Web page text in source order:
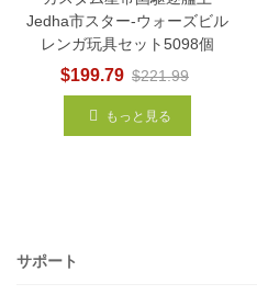
Jedha市スター-ウォーズビル
レンガ玩具セット5098個
$199.79 $221.99
もっと見る
サポート